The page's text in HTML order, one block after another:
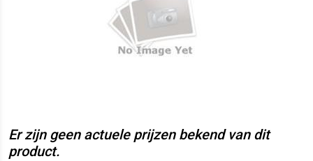
Er zijn geen actuele prijzen bekend van dit
product.